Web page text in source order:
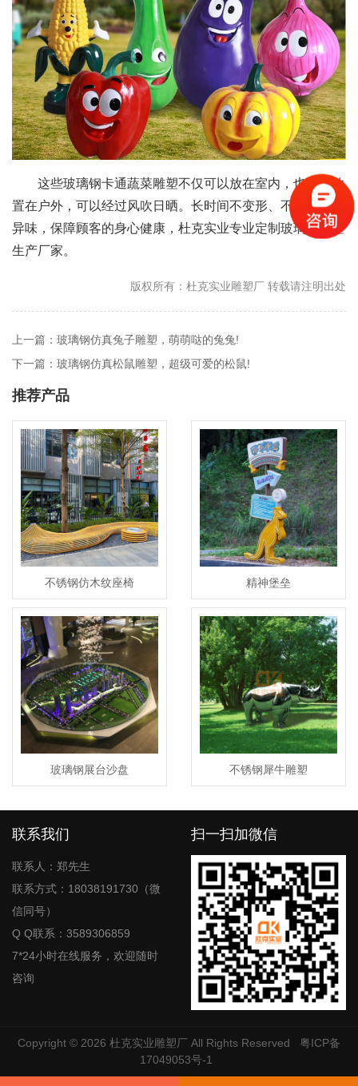
这些玻璃钢卡通蔬菜雕塑不仅可以放在室内，也可以放
置在户外，可以经过风吹日晒。长时间不变形、不褪色、无
异味，保障顾客的身心健康，杜克实业专业定制玻璃钢雕塑
生产厂家。
版权所有：杜克实业雕塑厂 转载请注明出处
上一篇：玻璃钢仿真兔子雕塑，萌萌哒的兔兔!
下一篇：玻璃钢仿真松鼠雕塑，超级可爱的松鼠!
推荐产品
不锈钢仿木纹座椅 精神堡垒
玻璃钢展台沙盘 不锈钢犀牛雕塑
联系我们
联系人：郑先生
联系方式：18038191730（微
信同号）
Q Q联系：3589306859
7*24小时在线服务，欢迎随时
咨询
扫一扫加微信
Copyright © 2026 杜克实业雕塑厂 All Rights Reserved 粤ICP备
17049053号-1